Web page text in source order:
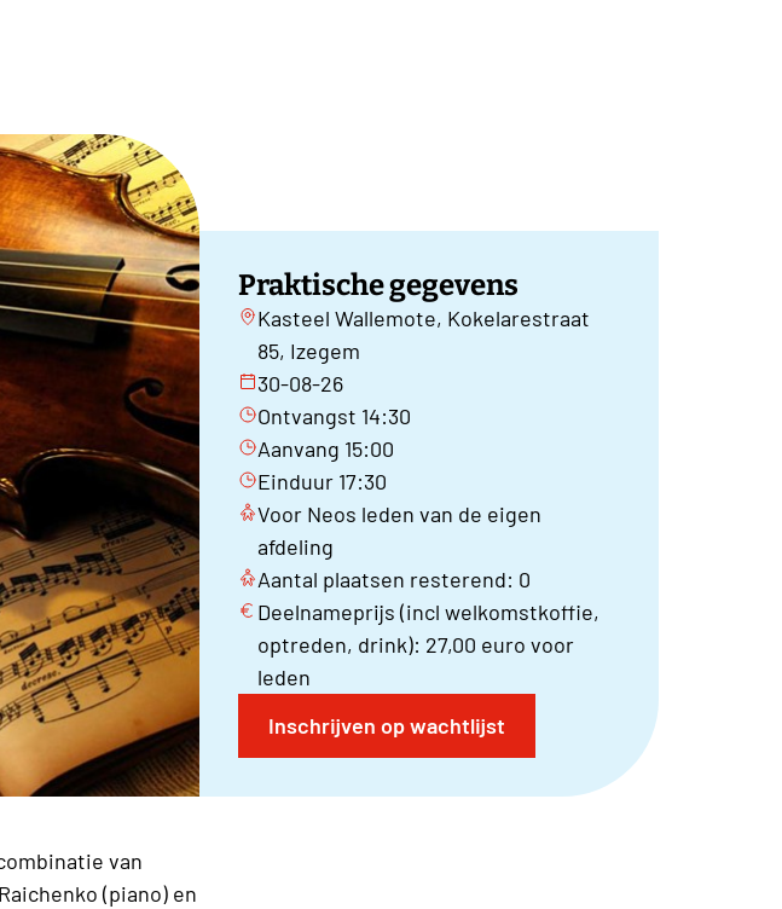
Praktische gegevens
Kasteel Wallemote, Kokelarestraat
85, Izegem
30-08-26
Ontvangst 14:30
Aanvang 15:00
Einduur 17:30
Voor Neos leden van de eigen
afdeling
Aantal plaatsen resterend: 0
Deelnameprijs (incl welkomstkoffie,
optreden, drink): 27,00 euro voor
leden
Inschrijven op wachtlijst
van
(piano) en